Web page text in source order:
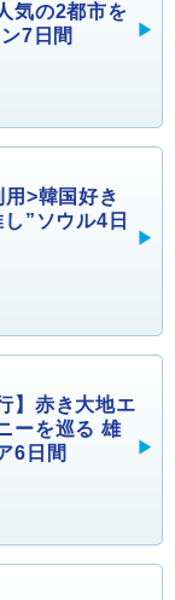
気の2都市を
7日間
>韓国好き
”ソウル4日
】赤き大地エ
ーを巡る 雄
6日間